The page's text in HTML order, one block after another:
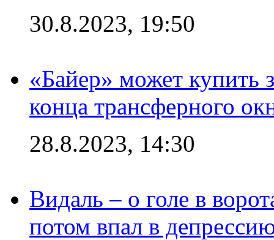
30.8.2023, 19:50
«Байер» может купить
конца трансферного
28.8.2023, 14:30
Видаль – о голе в
потом впал в